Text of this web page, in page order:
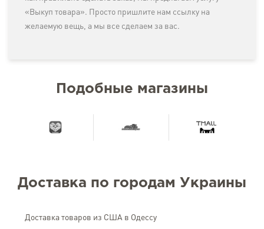
«Выкуп товара». Просто пришлите нам ссылку на
желаемую вещь, а мы все сделаем за вас.
Подобные магазины
Доставка по городам Украины
Доставка товаров из США в Одессу